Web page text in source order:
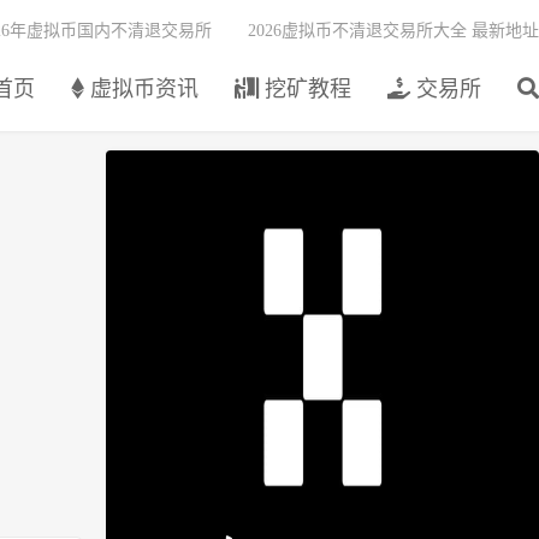
页 虚拟币资讯 挖矿教程 交易所
年虚拟币国内不清退交易所 2026虚拟币不清退交易所大全 最新地址